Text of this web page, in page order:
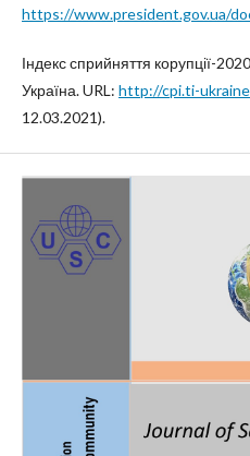
https://www.president.gov.ua/
Індекс сприйняття корупції-
Україна. URL: http://cpi.ti-
12.03.2021).